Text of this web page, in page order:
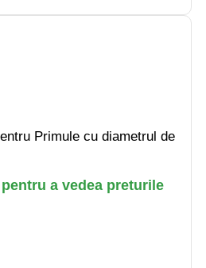
Primule cu diametrul de
a vedea preturile